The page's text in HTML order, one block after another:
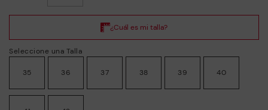
Seleccione una Talla
35 36 37 38 39 40